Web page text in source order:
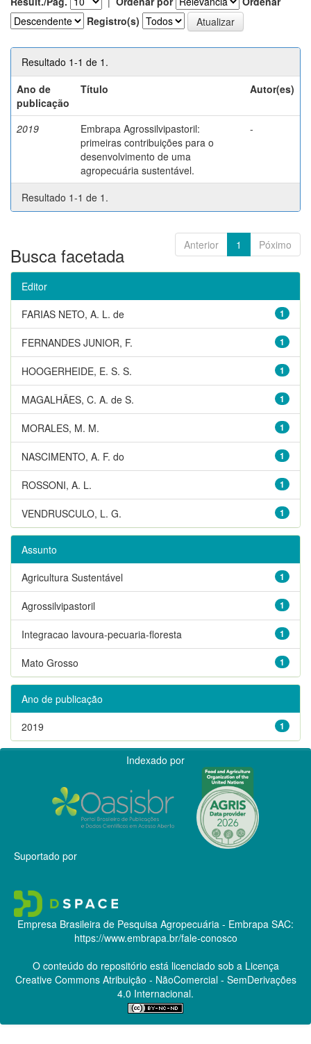
Registro(s)
Resultado 1-1 de 1.
Ano de
publicação
Título Autor(es)
2019
Embrapa Agrossilvipastoril:
primeiras contribuições para o
desenvolvimento de uma
agropecuária sustentável.
-
Resultado 1-1 de 1.
Anterior 1 Póximo
Busca facetada
Editor
1
FARIAS NETO, A. L. de
1
FERNANDES JUNIOR, F.
1
HOOGERHEIDE, E. S. S.
1
MAGALHÃES, C. A. de S.
1
MORALES, M. M.
1
NASCIMENTO, A. F. do
1
ROSSONI, A. L.
1
VENDRUSCULO, L. G.
Assunto
1
Agricultura Sustentável
1
Agrossilvipastoril
1
Integracao lavoura-pecuaria-floresta
1
Mato Grosso
Ano de publicação
1
2019
Indexado por
Suportado por
Empresa Brasileira de Pesquisa Agropecuária - Embrapa SAC:
https://www.embrapa.br/fale-conosco
O conteúdo do repositório está licenciado sob a Licença
Creative CommonsAtribuição - NãoComercial - SemDerivações
4.0 Internacional.